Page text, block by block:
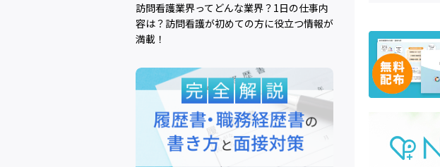
訪問看護業界ってどんな業界？1日の仕事内
容は？訪問看護が初めての方に役立つ情報が
満載！